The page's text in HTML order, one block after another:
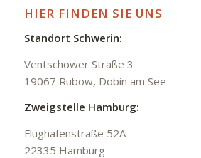
HIER FINDEN SIE UNS
Standort Schwerin:
Ventschower Straße 3
19067 Rubow, Dobin am See
Zweigstelle Hamburg:
Flughafenstraße 52A
22335 Hamburg